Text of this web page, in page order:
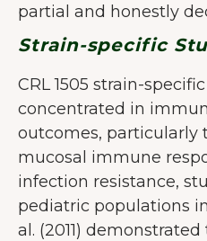
partial and honestly
Strain-specific
CRL 1505 strain-
concentrated in
outcomes, particularly
mucosal immune
infection resistance,
pediatric populations
al. (2011) demonstrated